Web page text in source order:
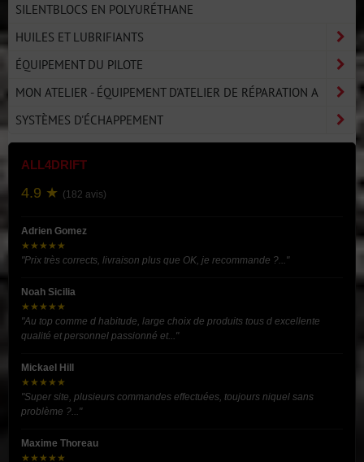
SILENTBLOCS EN POLYURÉTHANE
HUILES ET LUBRIFIANTS
ÉQUIPEMENT DU PILOTE
MON ATELIER - ÉQUIPEMENT D'ATELIER DE RÉPARATION A
SYSTÈMES D'ÉCHAPPEMENT
ALL4DRIFT
4.9 ★ (182 avis)
Adrien Gomez
★★★★★
"Prix très corrects, livraison plus que OK, je recommande ?..."
Noah Sicilia
★★★★★
"Au top comme d habitude, large choix de produits tous d excellente
qualité et personnel passionné et..."
Mickael Hill
★★★★★
"Super site, plusieurs commandes effectuées, toujours niquel sans
problème ?..."
Maxime Thoreau
★★★★★